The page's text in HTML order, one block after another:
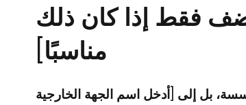
فقط إذا كان ذلك
مناسبًا]
بل إلى [أدخل اسم الجهة الخارجية